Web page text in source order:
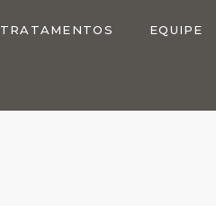
TRATAMENTOS EQUIPE